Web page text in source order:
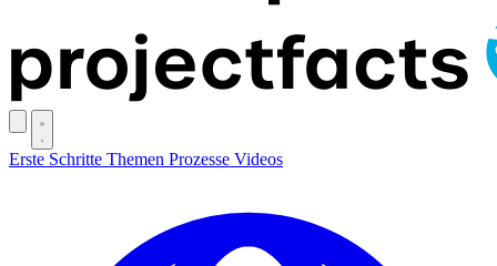
Erste Schritte Themen Prozesse Videos